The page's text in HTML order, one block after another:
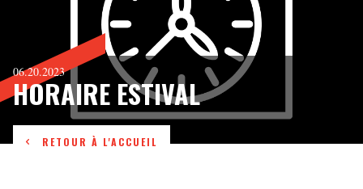
RETOUR À L'ACCUEIL
06.20.2023
HORAIRE ESTIVAL